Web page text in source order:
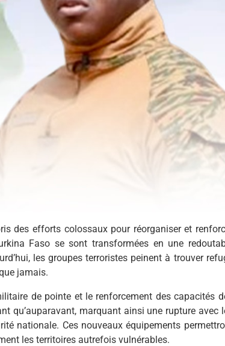
des efforts colossaux pour réorganiser et
Faso se sont transformées en une
les groupes terroristes peinent à trouver
jamais.
de pointe et le renforcement des capacités
qu’auparavant, marquant ainsi une rupture avec
nationale. Ces nouveaux équipements
les territoires autrefois vulnérables.